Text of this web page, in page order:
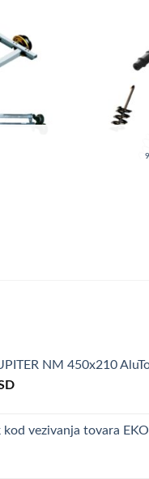
NM 450x210
vezivanja tovara